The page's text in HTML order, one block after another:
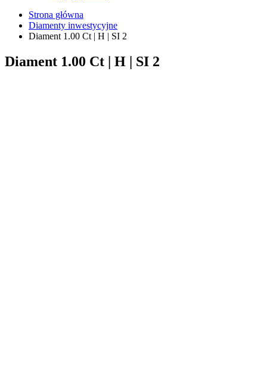
Strona główna
Diamenty inwestycyjne
Diament 1.00 Ct | H | SI 2
Diament 1.00 Ct | H | SI 2